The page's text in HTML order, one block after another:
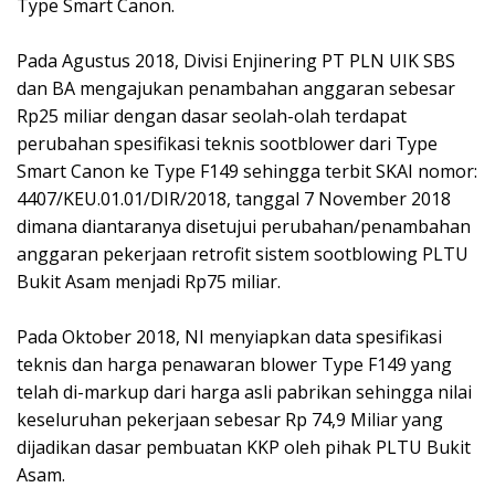
Type Smart Canon.
Pada Agustus 2018, Divisi Enjinering PT PLN UIK SBS
dan BA mengajukan penambahan anggaran sebesar
Rp25 miliar dengan dasar seolah-olah terdapat
perubahan spesifikasi teknis sootblower dari Type
Smart Canon ke Type F149 sehingga terbit SKAI nomor:
4407/KEU.01.01/DIR/2018, tanggal 7 November 2018
dimana diantaranya disetujui perubahan/penambahan
anggaran pekerjaan retrofit sistem sootblowing PLTU
Bukit Asam menjadi Rp75 miliar.
Pada Oktober 2018, NI menyiapkan data spesifikasi
teknis dan harga penawaran blower Type F149 yang
telah di-markup dari harga asli pabrikan sehingga nilai
keseluruhan pekerjaan sebesar Rp 74,9 Miliar yang
dijadikan dasar pembuatan KKP oleh pihak PLTU Bukit
Asam.